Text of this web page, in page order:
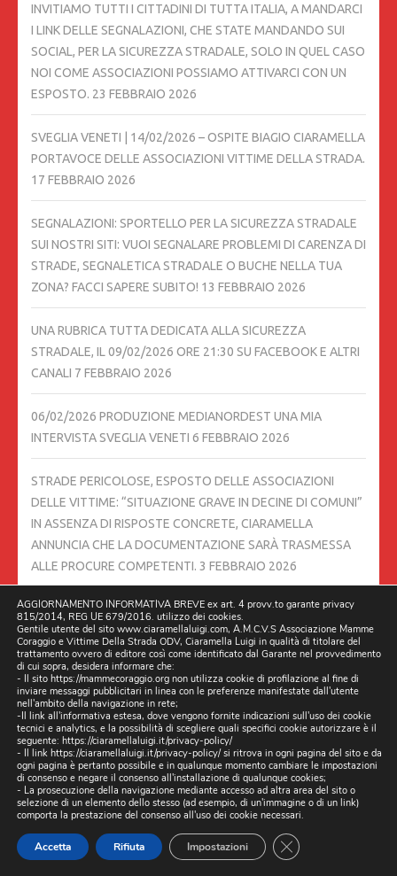
INVITIAMO TUTTI I CITTADINI DI TUTTA ITALIA, A MANDARCI
I LINK DELLE SEGNALAZIONI, CHE STATE MANDANDO SUI
SOCIAL, PER LA SICUREZZA STRADALE, SOLO IN QUEL CASO
NOI COME ASSOCIAZIONI POSSIAMO ATTIVARCI CON UN
ESPOSTO. 23 FEBBRAIO 2026
SVEGLIA VENETI | 14/02/2026 – OSPITE BIAGIO CIARAMELLA
PORTAVOCE DELLE ASSOCIAZIONI VITTIME DELLA STRADA.
17 FEBBRAIO 2026
SEGNALAZIONI: SPORTELLO PER LA SICUREZZA STRADALE
SUI NOSTRI SITI: VUOI SEGNALARE PROBLEMI DI CARENZA DI
STRADE, SEGNALETICA STRADALE O BUCHE NELLA TUA
ZONA? FACCI SAPERE SUBITO! 13 FEBBRAIO 2026
UNA RUBRICA TUTTA DEDICATA ALLA SICUREZZA
STRADALE, IL 09/02/2026 ORE 21:30 SU FACEBOOK E ALTRI
CANALI 7 FEBBRAIO 2026
06/02/2026 PRODUZIONE MEDIANORDEST UNA MIA
INTERVISTA SVEGLIA VENETI 6 FEBBRAIO 2026
STRADE PERICOLOSE, ESPOSTO DELLE ASSOCIAZIONI
DELLE VITTIME: “SITUAZIONE GRAVE IN DECINE DI COMUNI”
IN ASSENZA DI RISPOSTE CONCRETE, CIARAMELLA
ANNUNCIA CHE LA DOCUMENTAZIONE SARÀ TRASMESSA
ALLE PROCURE COMPETENTI. 3 FEBBRAIO 2026
MARANO. ESPOSTO DELLE ASSOCIAZIONI VITTIME DELLA
STRADA PER IL DISSESTO DELLA RETE STRADALE 2
FEBBRAIO 2026
SI TORNA A PARLARE IN QUESTI GIORNI DI #PNRR, PERCHÉ IL
CONSIGLIO DEI MINISTRI HA APPROVATO UN DECRETO
LEGGE IN MATERIA. 31 GENNAIO 2026
COME PORTAVOCE DELLE TRE ASSOCIAZIONI VITTIME
DELLA STRADA, RINGRAZIAMO L’AMICO MASSIMO SGURELLI
30 GENNAIO 2026
AGGIORNAMENTO INFORMATIVA BREVE ex art. 4 provv.to garante privacy
815/2014, REG UE 679/2016. utilizzo dei cookies.
Gentile utente del sito www.ciaramellaluigi.com, A.M.C.V.S Associazione Mamme
Coraggio e Vittime Della Strada ODV, Ciaramella Luigi in qualità di titolare del
trattamento ovvero di editore così come identificato dal Garante nel provvedimento
di cui sopra, desidera informare che:
- Il sito https://mammecoraggio.org non utilizza cookie di profilazione al fine di
inviare messaggi pubblicitari in linea con le preferenze manifestate dall'utente
nell'ambito della navigazione in rete;
-Il link all'informativa estesa, dove vengono fornite indicazioni sull'uso dei cookie
tecnici e analytics, e la possibilità di scegliere quali specifici cookie autorizzare è il
seguente: https://ciaramellaluigi.it/privacy-policy/
- Il link https://ciaramellaluigi.it/privacy-policy/si ritrova in ogni pagina del sito e da
ogni pagina è pertanto possibile e in qualunque momento cambiare le impostazioni
di consenso e negare il consenso all'installazione di qualunque cookies;
- La prosecuzione della navigazione mediante accesso ad altra area del sito o
selezione di un elemento dello stesso (ad esempio, di un'immagine o di un link)
comporta la prestazione del consenso all'uso dei cookie necessari.
Accetta Rifiuta Impostazioni CLOSE GDPR